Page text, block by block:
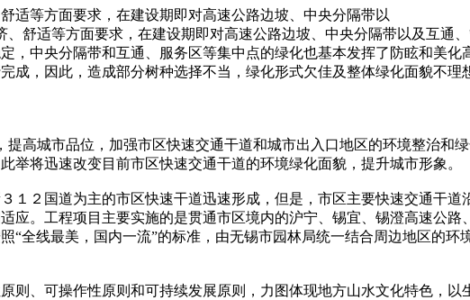
适等方面要求，在建设期即对高速公路边坡、中央分隔带以
舒适等方面要求，在建设期即对高速公路边坡、中央分隔带以及互通
，中央分隔带和互通、服务区等集中点的绿化也基本发挥了防眩和美
成，因此，造成部分树种选择不当，绿化形式欠佳及整体绿化面貌不理
高城市品位，加强市区快速交通干道和城市出入口地区的环境整治和
将迅速改变目前市区快速交通干道的环境绿化面貌，提升城市形象。
２国道为主的市区快速干道迅速形成，但是，市区主要快速交通干道
应。工程项目主要实施的是贯通市区境内的沪宁、锡宜、锡澄高速公
“全线最美，国内一流”的标准，由无锡市园林局统一结合周边地区的环
、可操作性原则和可持续发展原则，力图体现地方山水文化特色，以